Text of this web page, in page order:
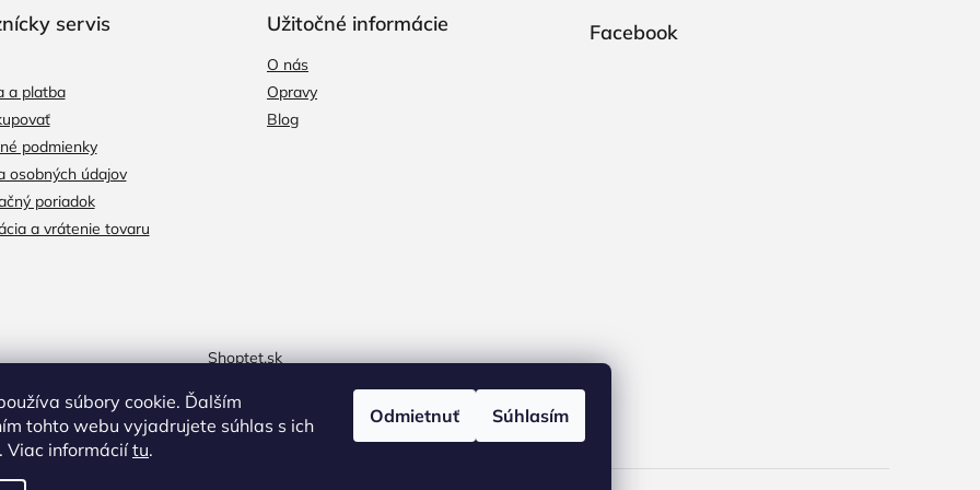
súbory cookie. Ďalším
tohto webu vyjadrujete súhlas s ich
Viac informáciítu.
Odmietnuť Súhlasím
servis
a platba
podmienky
osobných údajov
poriadok
a vrátenie tovaru
Užitočné informácie
O nás
Opravy
Blog
Facebook
Shoptet.sk